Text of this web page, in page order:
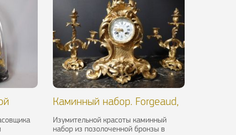
Каминный набор. Forgeaud,
Изумительной красоты каминный
набор из позолоченной бронзы в